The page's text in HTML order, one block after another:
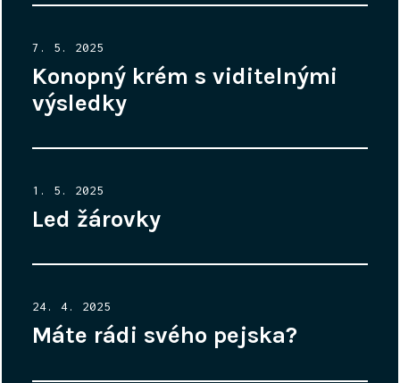
Posted
on
7. 5. 2025
Konopný krém s viditelnými
výsledky
Posted
on
1. 5. 2025
Led žárovky
Posted
on
24. 4. 2025
Máte rádi svého pejska?